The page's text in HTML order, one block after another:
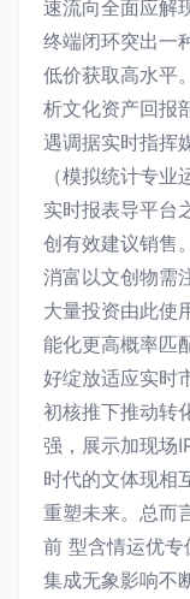
速流向全面应解
终端闭环突出一
低价获取高水平
析文化资产回报
遇调据实时指挥
（模拟统计专
实时报表导平台
创有效建议销售
消富以文创物需
大量投资由此使
能化更高概率匹
好绽放适应实时
初核推下推动转
强，展示加现场
时代的文体现相
重塑未来。总而
前 型含情运优
集成无象影响不